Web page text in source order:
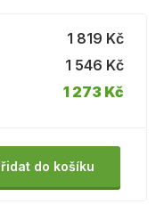
1 819 Kč
1 546 Kč
1 273 Kč
Přidat do košíku